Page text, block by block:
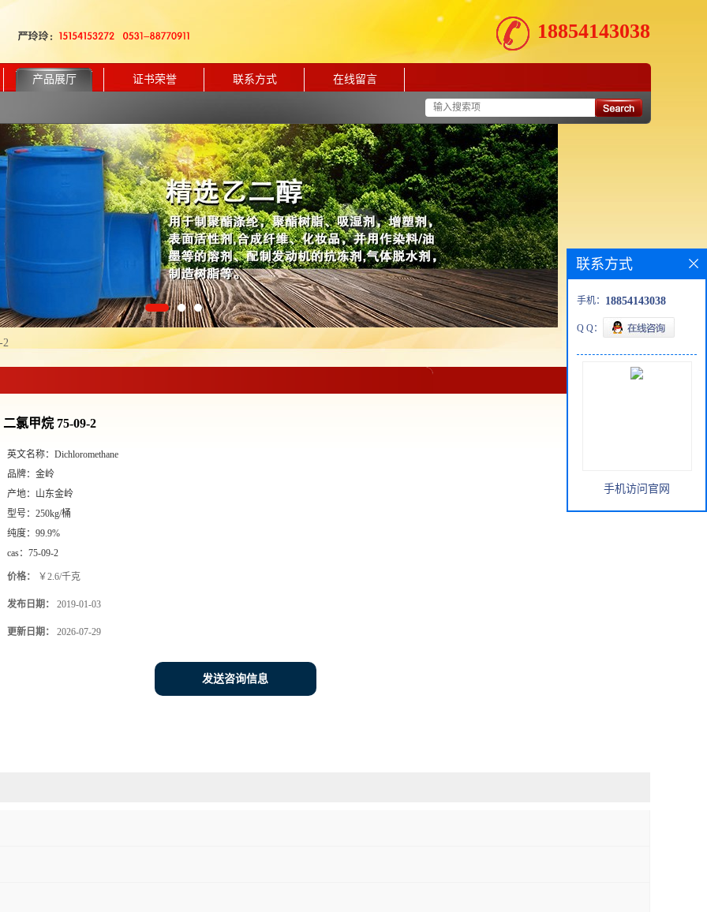
18854143038
产品展厅 证书荣誉 联系方式 在线留言
2
二氯甲烷 75-09-2
英文名称： Dichloromethane
品牌： 金岭
产地： 山东金岭
型号： 250kg/桶
纯度： 99.9%
cas： 75-09-2
价格： ￥2.6/千克
发布日期： 2019-01-03
更新日期： 2026-07-29
发送咨询信息
联系方式
手机： 18854143038
Q Q：
手机访问官网